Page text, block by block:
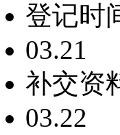
登记时
03.21
补交资
03.22